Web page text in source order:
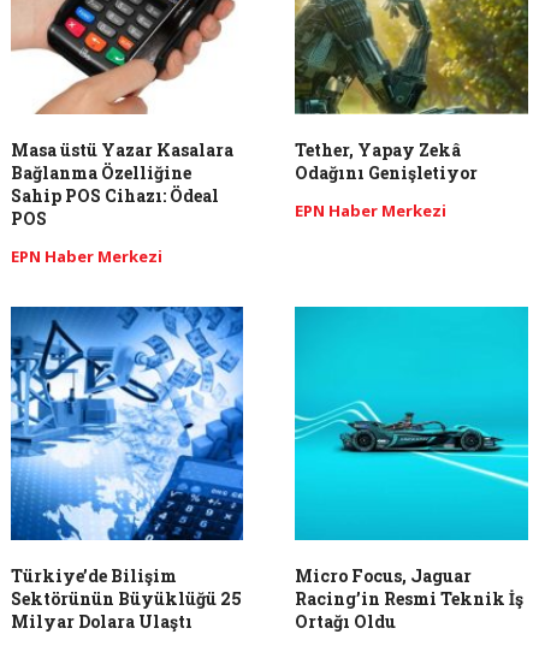
Masa üstü Yazar Kasalara
Bağlanma Özelliğine
Sahip POS Cihazı: Ödeal
POS
EPN Haber Merkezi
Tether, Yapay Zekâ
Odağını Genişletiyor
EPN Haber Merkezi
Türkiye’de Bilişim
Sektörünün Büyüklüğü 25
Milyar Dolara Ulaştı
Micro Focus, Jaguar
Racing’in Resmi Teknik İş
Ortağı Oldu